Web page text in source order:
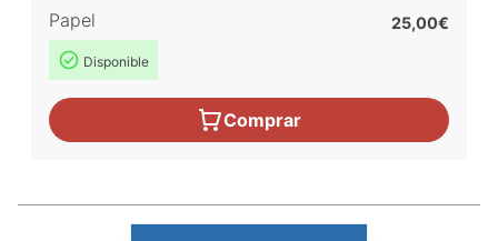
Papel
Disponible
25,00€
Comprar